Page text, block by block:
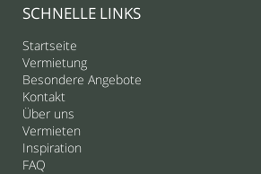
SCHNELLE LINKS
Startseite
Vermietung
Besondere Angebote
Kontakt
Über uns
Vermieten
Inspiration
FAQ